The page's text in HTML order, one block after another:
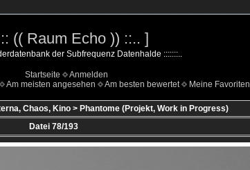
(( Raum Echo )) ::.. ]
der Subfrequenz Datenhalde :::::::..
Startseite
Anmelden
Am meisten angesehen Am besten bewertet Meine Favoriten
Chaos, Kino > Phantome (Projekt, Work in Progress)
Datei 78/193